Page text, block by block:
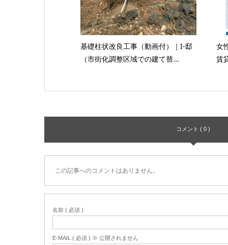
基礎柱状改良工事（動画付）｜I-邸
（市街化調整区域での建て替...
女
賃
コメント ( 0 )
この記事へのコメントはありません。
名前 ( 必須 )
E-MAIL ( 必須 ) ※ 公開されません